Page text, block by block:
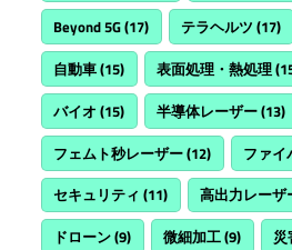
Beyond 5G(17) テラヘルツ (17)
自動車(15) 表面処理・熱処理
バイオ (15) 半導体レーザー(13)
フェムト秒レーザー(12) ファイ
セキュリティ (11) 高出力レーザ
ドローン(9) 微細加工(9) 災